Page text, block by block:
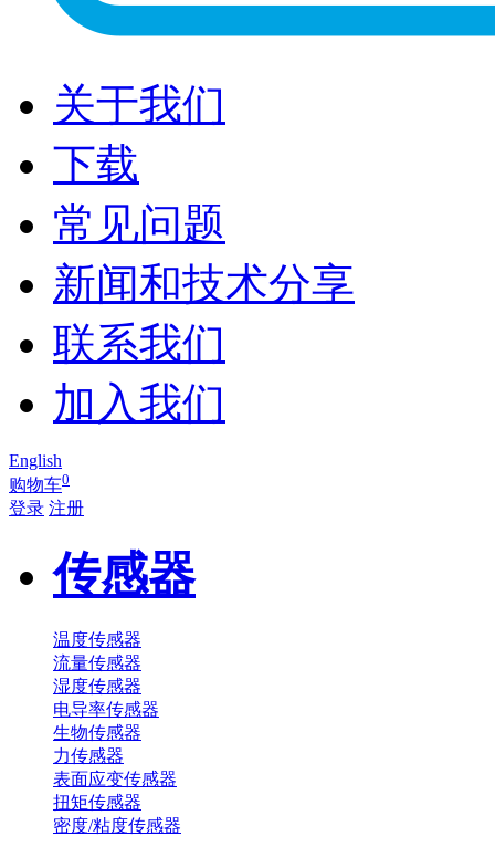
关于我们
下载
常见问题
新闻和技术分享
联系我们
加入我们
English
购物车0
登录 注册
传感器
温度传感器
流量传感器
湿度传感器
电导率传感器
生物传感器
力传感器
表面应变传感器
扭矩传感器
密度/粘度传感器